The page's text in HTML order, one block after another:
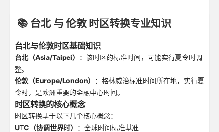
📚 台北 与 伦敦 时区转换专业知识
台北与伦敦时区基础知识
台北（Asia/Taipei）
：该时区的标准时间，可能实行夏令时调
整。
伦敦（Europe/London）
：格林威治标准时间所在地，实行夏
令时，是欧洲重要的金融中心时间。
时区转换的核心概念
时区转换基于以下几个核心概念：
UTC（协调世界时）
：全球时间标准基准